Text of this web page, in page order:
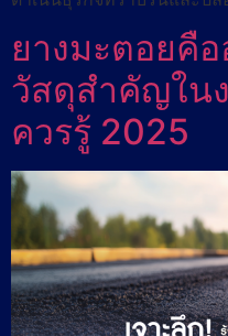
ยางมะตอยคือ
วัสดุสำคัญใน
ควรรู้ 2025